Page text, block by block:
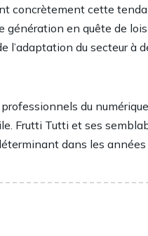
concrètement cette
en quête de
l’adaptation du secteur à
du
Frutti Tutti et ses
dans les